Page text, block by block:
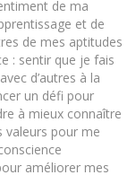
de ma
et de
de mes aptitudes
: sentir que je fais
d’autres à la
un défi pour
à mieux connaître
valeurs pour me
améliorer mes